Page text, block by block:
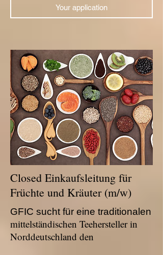
Your application
Closed Einkaufsleitung für
Früchte und Kräuter (m/w)
GFIC sucht für eine traditionalen
mittelständischen Teehersteller in
Norddeutschland den